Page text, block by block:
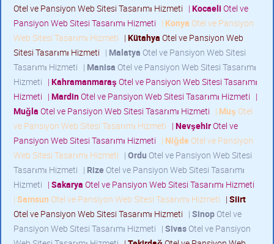
Otel ve Pansiyon Web Sitesi Tasarımı Hizmeti | Kocaeli Otel ve
Pansiyon Web Sitesi Tasarımı Hizmeti | Konya Otel ve Pansiyon
Web Sitesi Tasarımı Hizmeti | Kütahya Otel ve Pansiyon Web
Sitesi Tasarımı Hizmeti | Malatya Otel ve Pansiyon Web Sitesi
Tasarımı Hizmeti | Manisa Otel ve Pansiyon Web Sitesi Tasarımı
Hizmeti | KahramanmaraşOtel ve Pansiyon Web Sitesi Tasarımı
Hizmeti | MardinOtel ve Pansiyon Web Sitesi Tasarımı Hizmeti |
Muğla Otel ve Pansiyon Web Sitesi Tasarımı Hizmeti | Muş Otel
ve Pansiyon Web Sitesi Tasarımı Hizmeti | NevşehirOtel ve
Pansiyon Web Sitesi Tasarımı Hizmeti | Niğde Otel ve Pansiyon
Web Sitesi Tasarımı Hizmeti | Ordu Otel ve Pansiyon Web Sitesi
Tasarımı Hizmeti | Rize Otel ve Pansiyon Web Sitesi Tasarımı
Hizmeti | Sakarya Otel ve Pansiyon Web Sitesi Tasarımı Hizmeti
| Samsun Otel ve Pansiyon Web Sitesi Tasarımı Hizmeti | Siirt
Otel ve Pansiyon Web Sitesi Tasarımı Hizmeti | Sinop Otel ve
Pansiyon Web Sitesi Tasarımı Hizmeti | Sivas Otel ve Pansiyon